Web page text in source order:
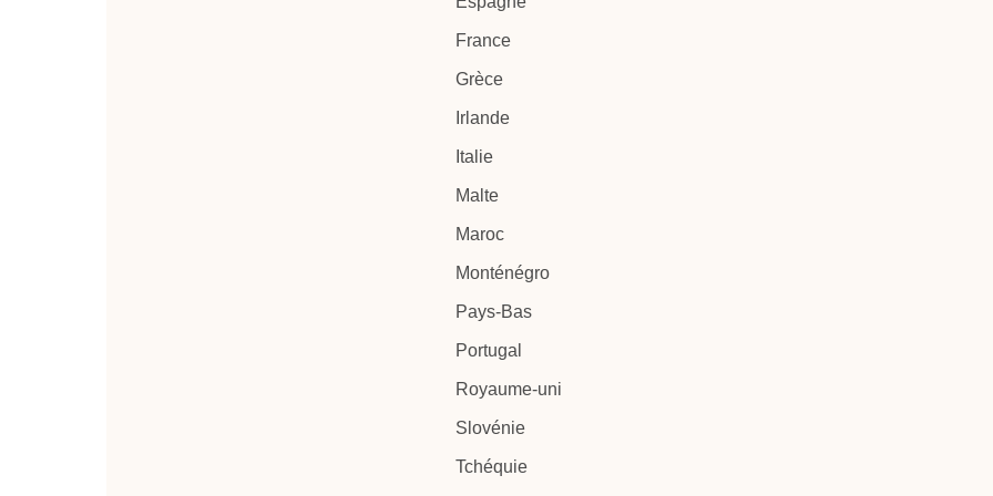
France
Grèce
Irlande
Italie
Malte
Maroc
Monténégro
Pays-Bas
Portugal
Royaume-uni
Slovénie
Tchéquie